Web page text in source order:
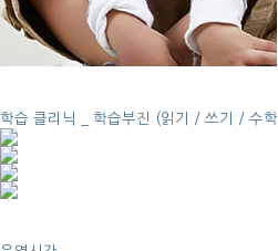
학습 클리닉 _ 학습부진 (읽기 / 쓰기 / 수학)